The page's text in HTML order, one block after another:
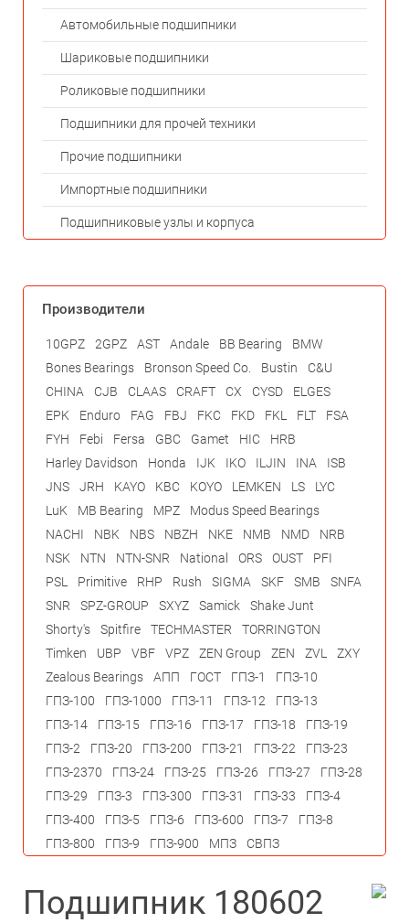
Подшипник 180602
Автомобильные подшипники
Шариковые подшипники
Роликовые подшипники
Подшипники для прочей техники
Прочие подшипники
Импортные подшипники
Подшипниковые узлы и корпуса
Производители
10GPZ 2GPZ AST Andale BB Bearing
BMW
Bones Bearings
Bronson Speed Co. Bustin
C&U
CHINA
CJB CLAAS CRAFT CX CYSD
ELGES
EPK
Enduro FAG FBJ FKC FKD FKL FLT
FSA
FYH
Febi Fersa GBC Gamet HIC
HRB
Harley Davidson
Honda IJK IKO ILJIN INA
ISB
JNS
JRH KAYO KBC KOYO LEMKEN LS
LYC
LuK
MB Bearing MPZ
Modus Speed Bearings
NACHI
NBK NBS NBZH NKE NMB NMD
NRB
NSK
NTN NTN-SNR National ORS OUST
PFI
PSL
Primitive RHP Rush SIGMA SKF SMB
SNFA
SNR
SPZ-GROUP SXYZ Samick
Shake Junt
Shorty's
Spitfire TECHMASTER
TORRINGTON
Timken
UBP VBF VPZ ZEN Group ZEN ZVL
ZXY
Zealous Bearings
АПП ГОСТ ГПЗ-1
ГПЗ-10
ГПЗ-100
ГПЗ-1000 ГПЗ-11 ГПЗ-12
ГПЗ-13
ГПЗ-14
ГПЗ-15 ГПЗ-16 ГПЗ-17 ГПЗ-18
ГПЗ-19
ГПЗ-2
ГПЗ-20 ГПЗ-200 ГПЗ-21 ГПЗ-22
ГПЗ-23
ГПЗ-2370
ГПЗ-24 ГПЗ-25 ГПЗ-26 ГПЗ-27
ГПЗ-28
ГПЗ-29
ГПЗ-3 ГПЗ-300 ГПЗ-31 ГПЗ-33
ГПЗ-4
ГПЗ-400
ГПЗ-5 ГПЗ-6 ГПЗ-600 ГПЗ-7
ГПЗ-8
ГПЗ-800
ГПЗ-9 ГПЗ-900 МПЗ СВПЗ